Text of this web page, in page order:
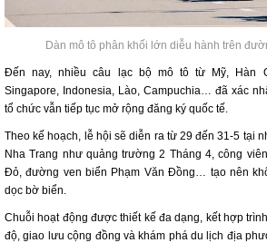
Dàn mô tô phân khối lớn diễu hành trên
Đến nay, nhiều câu lạc bộ mô tô từ Mỹ, Hàn
Singapore, Indonesia, Lào, Campuchia… đã xác
tổ chức vẫn tiếp tục mở rộng đăng ký quốc tế.
Theo kế hoạch, lễ hội sẽ diễn ra từ 29 đến 31-5 tại
Nha Trang như quảng trường 2 Tháng 4, công
Đỏ, đường ven biển Phạm Văn Đồng… tạo nên
dọc bờ biển.
Chuỗi hoạt động được thiết kế đa dạng, kết hợp
độ, giao lưu cộng đồng và khám phá du lịch địa